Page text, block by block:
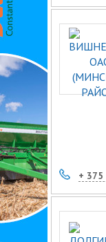
+ 375